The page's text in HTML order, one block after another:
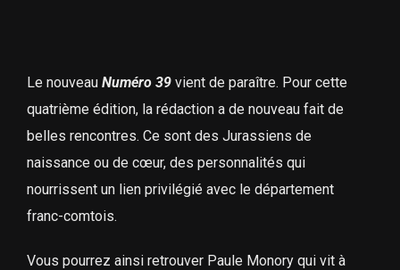
Le nouveau Numéro 39 vient de paraître. Pour cette
quatrième édition, la rédaction a de nouveau fait de
belles rencontres. Ce sont des Jurassiens de
naissance ou de cœur, des personnalités qui
nourrissent un lien privilégié avec le département
franc-comtois.
Vous pourrez ainsi retrouver Paule Monory qui vit à